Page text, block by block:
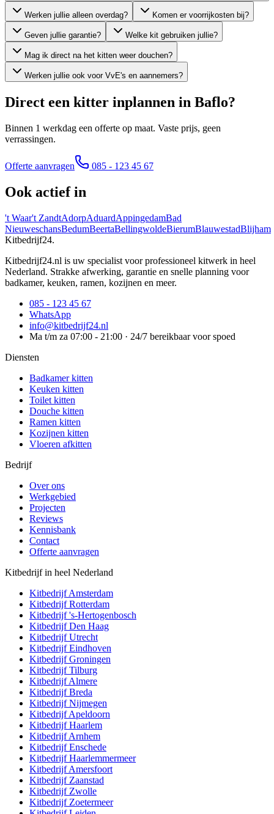
Werken jullie alleen overdag? Komen er voorrijkosten bij?
Geven jullie garantie? Welke kit gebruiken jullie?
Mag ik direct na het kitten weer douchen?
Werken jullie ook voor VvE's en aannemers?
Direct een kitter inplannen in Baflo?
Binnen 1 werkdag een offerte op maat. Vaste prijs, geen
verrassingen.
Offerte aanvragen 085 - 123 45 67
Ook actief in
't Waar't ZandtAdorpAduardAppingedamBad
NieuweschansBedumBeertaBellingwoldeBierumBlauwestadBlijham
Kitbedrijf24.
Kitbedrijf24.nl is uw specialist voor professioneel kitwerk in heel
Nederland. Strakke afwerking, garantie en snelle planning voor
badkamer, keuken, ramen, kozijnen en meer.
085 - 123 45 67
WhatsApp
info@kitbedrijf24.nl
Ma t/m za 07:00 - 21:00 · 24/7 bereikbaar voor spoed
Diensten
Badkamer kitten
Keuken kitten
Toilet kitten
Douche kitten
Ramen kitten
Kozijnen kitten
Vloeren afkitten
Bedrijf
Over ons
Werkgebied
Projecten
Reviews
Kennisbank
Contact
Offerte aanvragen
Kitbedrijf in heel Nederland
KitbedrijfAmsterdam
KitbedrijfRotterdam
Kitbedrijf's-Hertogenbosch
KitbedrijfDen Haag
KitbedrijfUtrecht
KitbedrijfEindhoven
KitbedrijfGroningen
KitbedrijfTilburg
KitbedrijfAlmere
KitbedrijfBreda
KitbedrijfNijmegen
KitbedrijfApeldoorn
KitbedrijfHaarlem
KitbedrijfArnhem
KitbedrijfEnschede
KitbedrijfHaarlemmermeer
KitbedrijfAmersfoort
Kitbedrijf Zaanstad
Kitbedrijf Zwolle
Kitbedrijf Zoetermeer